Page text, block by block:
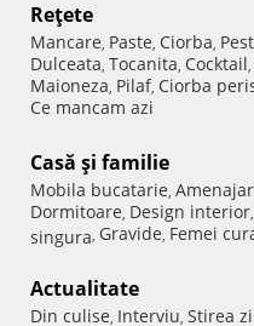
Reţete
Mancare, Paste, Ciorba,
Dulceata, Tocanita, Cocktail,
Maioneza, Pilaf, Ciorba
Ce mancam azi
Casă şi familie
Mobila bucatarie,
Dormitoare, Design interior,
singura, Gravide, Femei
Actualitate
Din culise, Interviu, Stirea